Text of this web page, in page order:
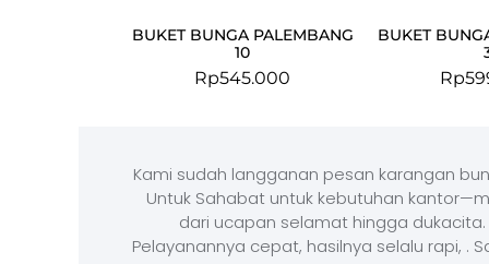
BUKET BUNGA PALEMBANG
10
Rp545.000
BUKET
Rp
Kami sudah langganan pesan karangan
Untuk Sahabat untuk kebutuhan
dari ucapan selamat hingga dukacita.
Pelayanannya cepat, hasilnya selalu rapi, .